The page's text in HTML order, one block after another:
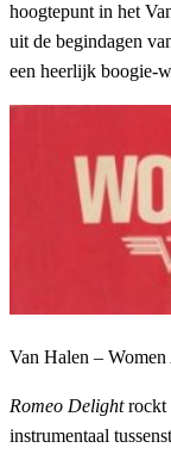
hoogtepunt in het
uit de begindagen
een heerlijk boogie-
Van Halen –
Romeo Delightrockt
instrumentaal